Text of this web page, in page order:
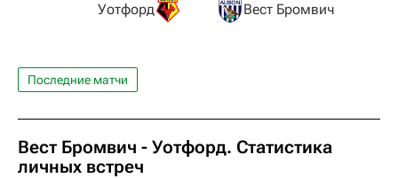
Уотфорд
Вест Бромвич
Последние матчи
Вест Бромвич - Уотфорд. Статистика
личных встреч